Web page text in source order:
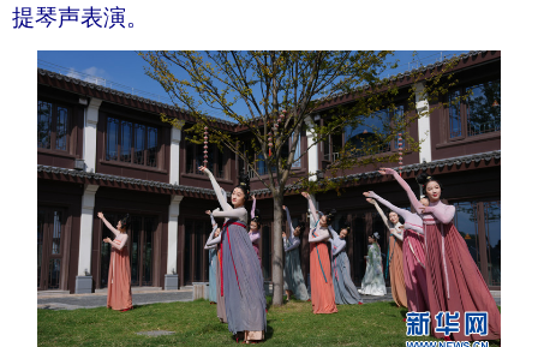
提琴声表演。